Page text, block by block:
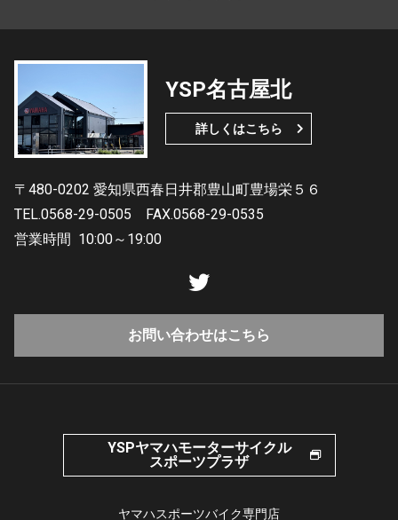
YSP名古屋北
詳しくはこちら
〒480-0202 愛知県西春日井郡豊山町豊場栄５６
TEL.0568-29-0505
FAX.0568-29-0535
営業時間 10:00～19:00
お問い合わせはこちら
YSPヤマハモーターサイクル
スポーツプラザ
ヤマハスポーツバイク専門店